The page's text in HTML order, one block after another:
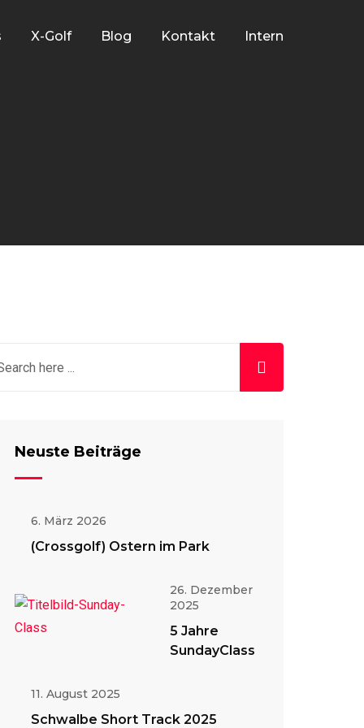
X-Golf Blog Kontakt Intern
Neuste Beiträge
6. März 2026
(Crossgolf) Ostern im Park
26. Dezember
2025
5 Jahre
SundayClass
11. August 2025
Schwalbe Short Track 2025